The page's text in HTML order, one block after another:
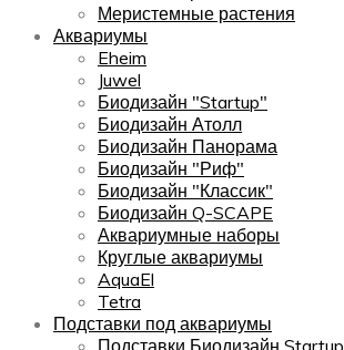
Меристемные растения
Аквариумы
Eheim
Juwel
Биодизайн "Startup"
Биодизайн Атолл
Биодизайн Панорама
Биодизайн "Риф"
Биодизайн "Классик"
Биодизайн Q-SCAPE
Аквариумные наборы
Круглые аквариумы
AquaEl
Tetra
Подставки под аквариумы
Подставки Биодизайн Startup